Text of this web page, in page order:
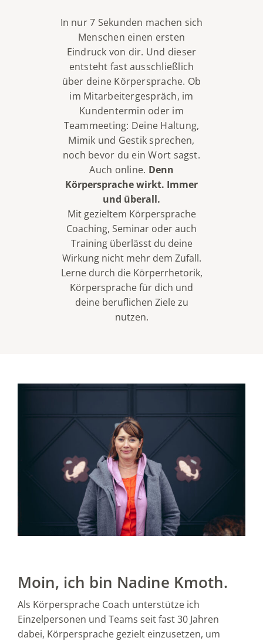
In nur 7 Sekunden machen sich
Menschen einen ersten
Eindruck von dir. Und dieser
entsteht fast ausschließlich
über deine Körpersprache. Ob
im Mitarbeitergespräch, im
Kundentermin oder im
Teammeeting: Deine Haltung,
Mimik und Gestik sprechen,
noch bevor du ein Wort sagst.
Auch online. Denn
Körpersprache wirkt. Immer
und überall.
Mit gezieltem Körpersprache
Coaching, Seminar oder auch
Training überlässt du deine
Wirkung nicht mehr dem Zufall.
Lerne durch die Körperrhetorik,
Körpersprache für dich und
deine beruflichen Ziele zu
nutzen.
Moin, ich bin Nadine Kmoth.
Als Körpersprache Coach unterstütze ich
Einzelpersonen und Teams seit fast 30 Jahren
dabei, Körpersprache gezielt einzusetzen, um